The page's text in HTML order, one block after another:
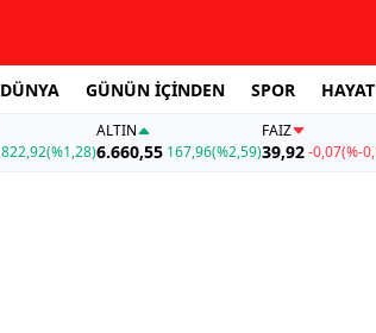
DÜNYA GÜNÜN İÇİNDEN SPOR HAYAT
822,92(%1,28)
ALTIN
6.660,55 167,96(%2,59)
FAİZ
39,92-0,07(%-